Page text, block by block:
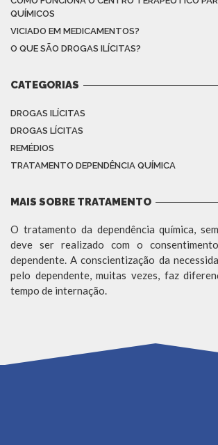
QUÍMICOS
VICIADO EM MEDICAMENTOS?
O QUE SÃO DROGAS ILÍCITAS?
CATEGORIAS
DROGAS ILÍCITAS
DROGAS LÍCITAS
REMÉDIOS
TRATAMENTO DEPENDÊNCIA QUÍMICA
MAIS SOBRE TRATAMENTO
O tratamento da dependência química,
deve ser realizado com o
dependente. A conscientização da
pelo dependente, muitas vezes, faz
tempo de internação.